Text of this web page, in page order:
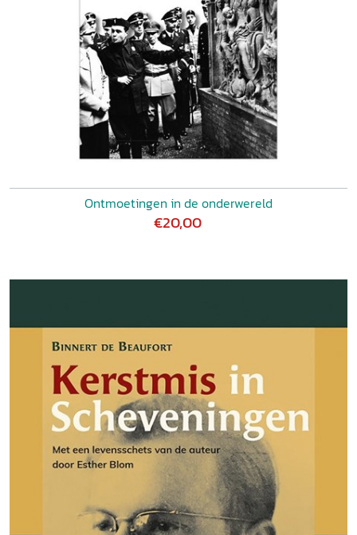
Ontmoetingen in de onderwereld
€20,00